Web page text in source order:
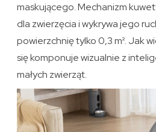
maskującego. Mechanizm
dla zwierzęcia i wykrywa jego
powierzchnię tylko 0,3 m². Jak
się komponuje wizualnie z
małych zwierząt.